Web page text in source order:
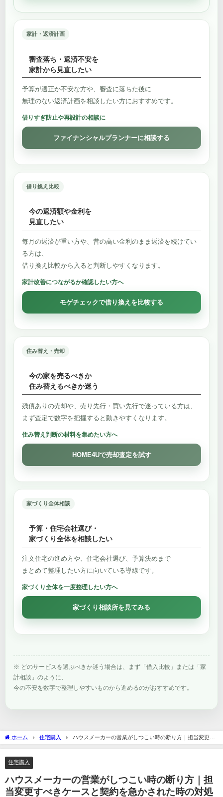
家計・返済計画
審査落ち・返済不安を
家計から見直したい
予算が適正か不安な方や、審査に落ちた後に
無理のない返済計画を相談したい方におすすめです。
借りすぎ防止や再設計の相談に
ファイナンシャルプランナーに相談する
借り換え比較
今の返済額や金利を
見直したい
毎月の返済が重い方や、昔の高い金利のまま返済を続けてい
る方は、
借り換え比較から入ると判断しやすくなります。
家計改善につながるか確認したい方へ
モゲチェックで借り換えを比較する
住み替え・売却
今の家を売るべきか
住み替えるべきか迷う
残債ありの売却や、売り先行・買い先行で迷っている方は、
まず査定で数字を把握すると動きやすくなります。
住み替え判断の材料を集めたい方へ
HOME4Uで売却査定を試す
家づくり全体相談
予算・住宅会社選び・
家づくり全体を相談したい
注文住宅の進め方や、住宅会社選び、予算決めまで
まとめて整理したい方に向いている導線です。
家づくり全体を一度整理したい方へ
家づくり相談所を見てみる
※ どのサービスを選ぶべきか迷う場合は、まず「借入比較」または「家
計相談」のように、
今の不安を数字で整理しやすいものから進めるのがおすすめです。
ホーム 住宅購入
ハウスメーカーの営業がしつこい時の断り方｜担当変更す
べきケースと契約を急かされた時の対処法
住宅購入
ハウスメーカーの営業がしつこい時の断り方｜担
当変更すべきケースと契約を急かされた時の対処